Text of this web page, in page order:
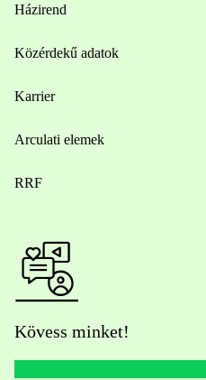
Házirend
Közérdekű adatok
Karrier
Arculati elemek
RRF
Kövess minket!